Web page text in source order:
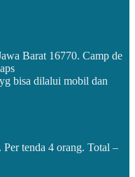
Barat 16770. Camp de
bisa dilalui mobil dan
tenda 4 orang. Total –